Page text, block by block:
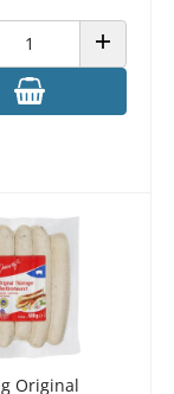
VERRINGERN ANZAHL
Original